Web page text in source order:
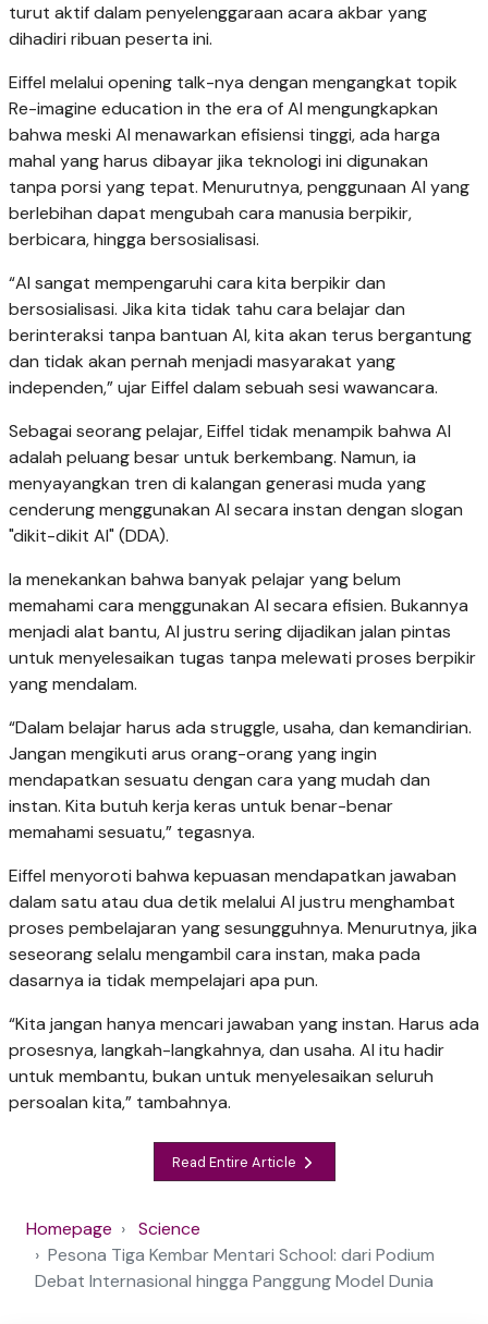
turut aktif dalam penyelenggaraan acara akbar yang
dihadiri ribuan peserta ini.
Eiffel melalui opening talk-nya dengan mengangkat topik
Re-imagine education in the era of AI mengungkapkan
bahwa meski AI menawarkan efisiensi tinggi, ada harga
mahal yang harus dibayar jika teknologi ini digunakan
tanpa porsi yang tepat. Menurutnya, penggunaan AI yang
berlebihan dapat mengubah cara manusia berpikir,
berbicara, hingga bersosialisasi.
“AI sangat mempengaruhi cara kita berpikir dan
bersosialisasi. Jika kita tidak tahu cara belajar dan
berinteraksi tanpa bantuan AI, kita akan terus bergantung
dan tidak akan pernah menjadi masyarakat yang
independen,” ujar Eiffel dalam sebuah sesi wawancara.
Sebagai seorang pelajar, Eiffel tidak menampik bahwa AI
adalah peluang besar untuk berkembang. Namun, ia
menyayangkan tren di kalangan generasi muda yang
cenderung menggunakan AI secara instan dengan slogan
"dikit-dikit AI" (DDA).
Ia menekankan bahwa banyak pelajar yang belum
memahami cara menggunakan AI secara efisien. Bukannya
menjadi alat bantu, AI justru sering dijadikan jalan pintas
untuk menyelesaikan tugas tanpa melewati proses berpikir
yang mendalam.
“Dalam belajar harus ada struggle, usaha, dan kemandirian.
Jangan mengikuti arus orang-orang yang ingin
mendapatkan sesuatu dengan cara yang mudah dan
instan. Kita butuh kerja keras untuk benar-benar
memahami sesuatu,” tegasnya.
Eiffel menyoroti bahwa kepuasan mendapatkan jawaban
dalam satu atau dua detik melalui AI justru menghambat
proses pembelajaran yang sesungguhnya. Menurutnya, jika
seseorang selalu mengambil cara instan, maka pada
dasarnya ia tidak mempelajari apa pun.
“Kita jangan hanya mencari jawaban yang instan. Harus ada
prosesnya, langkah-langkahnya, dan usaha. AI itu hadir
untuk membantu, bukan untuk menyelesaikan seluruh
persoalan kita,” tambahnya.
Read Entire Article
Homepage
Science
Pesona Tiga Kembar Mentari School: dari Podium
Debat Internasional hingga Panggung Model Dunia